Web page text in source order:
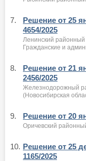
7.
Решение от 25
4654/2025
Ленинский районный
Гражданские и
8.
Решение от 21
2456/2025
Железнодорожный
(Новосибирская
9. Решение от 20
Оричевский
10. Решение от 25
1165/2025